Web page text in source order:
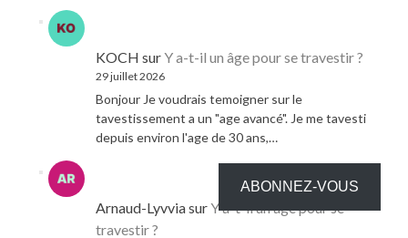
KOCH surY a-t-il un âge pour se travestir ?
29 juillet 2026
Bonjour Je voudrais temoigner sur le
tavestissement a un "age avancé". Je me tavesti
depuis environ l'age de 30 ans,…
Arnaud-LyvviasurY a-t-il un âge pour se
travestir ?
ABONNEZ-VOUS